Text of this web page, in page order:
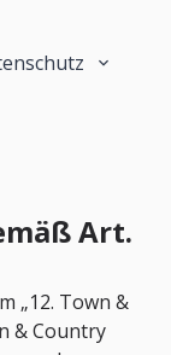
Art.
„12. Town &
& Country